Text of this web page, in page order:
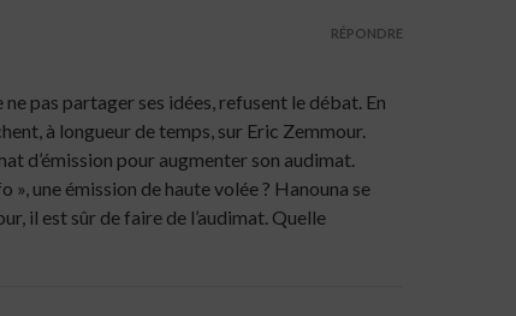
pas partager ses idées, refusent le débat. En
à longueur de temps, sur Eric Zemmour.
d’émission pour augmenter son audimat.
», une émission de haute volée ? Hanouna se
il est sûr de faire de l’audimat. Quelle
RÉPONDRE